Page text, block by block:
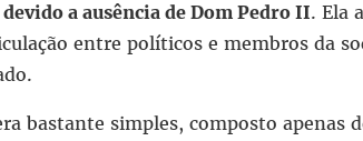
a ausência de Dom Pedro II. Ela
entre políticos e membros da
bastante simples, composto apenas